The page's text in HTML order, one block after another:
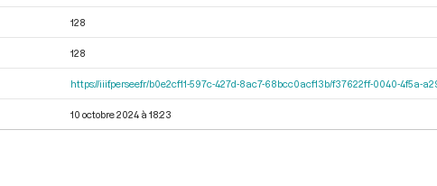
128
128
https://iiif.persee.fr/b0e2cf11-597c-427d-8ac7-68bcc0acf13b/f37622ff-0040-4f5a-
10 octobre 2024 à 18:23